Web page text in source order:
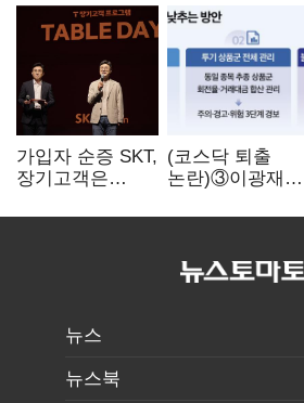
가입자 순증 SKT,
장기고객은
챙긴다
(코스닥 퇴출
논란)③이광재
자동차 없애지는
뉴스
뉴스북